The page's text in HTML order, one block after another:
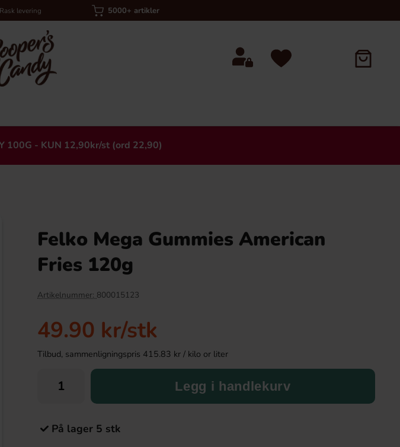
Rask levering 5000+ artikler
100G - KUN 12,90kr/st (ord 22,90)
Buldak Hot Chicken Flavor
Felko Mega Gummies American
Fries 120g
Artikelnummer: 800015123
49.90 kr/stk
Tilbud, sammenligningspris 415.83 kr / kilo or liter
Legg i handlekurv
På lager 5 stk